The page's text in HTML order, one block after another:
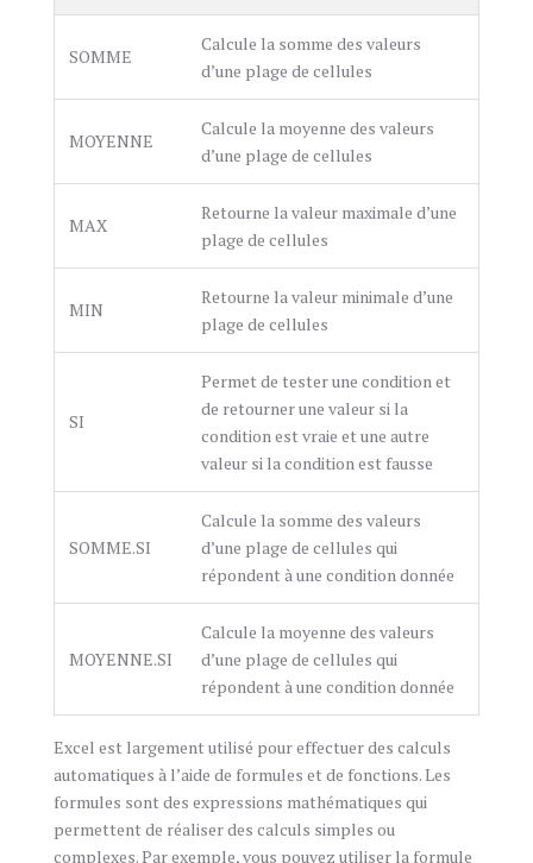
SOMME
Calcule la somme des valeurs
d’une plage de cellules
MOYENNE
Calcule la moyenne des valeurs
d’une plage de cellules
MAX
Retourne la valeur maximale d’une
plage de cellules
MIN
Retourne la valeur minimale d’une
plage de cellules
SI
Permet de tester une condition et
de retourner une valeur si la
condition est vraie et une autre
valeur si la condition est fausse
SOMME.SI
Calcule la somme des valeurs
d’une plage de cellules qui
répondent à une condition donnée
MOYENNE.SI
Calcule la moyenne des valeurs
d’une plage de cellules qui
répondent à une condition donnée
Excel est largement utilisé pour effectuer des calculs
automatiques à l’aide de formules et de fonctions. Les
formules sont des expressions mathématiques qui
permettent de réaliser des calculs simples ou
complexes. Par exemple, vous pouvez utiliser la formule